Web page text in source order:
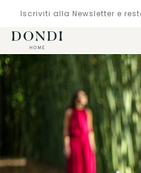
Iscriviti alla Newsletter e